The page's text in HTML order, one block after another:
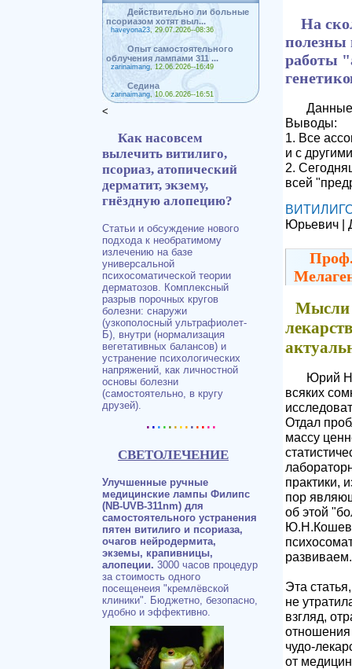
Действительно ли больные
псориазом хотят выл...
haveyona23 , 29.07.2026--08:36
Опыт самостоятельного
облучения лампами 311 ...
zarinaimang , 12.06.2026--16:49
Седина
zarinaimang, 10.06.2026--16:51
<
Как насовсем
вылечить витилиго,
псориаз, атопический
дерматит, экзему,
гнёздную алопецию?
Статьи и обсуждение нового
подхода к необратимому
излечению на базе
универсальной
психосоматической теории
дерматозов. Комплексный
разрыв порочных кругов
болезни: снаружи
(узкополосный ультрафиолет-
Б), внутри (нормализация
вегетативных балансов) и
устранение психологических
напряжений, как личностной
основы болезни
(самостоятельно, в кругу
друзей).
.............
СВЕТОЛЕЧЕНИЕ
Улучшенные ручные
медицинские лампы Филипс
(NB-UVB-311nm) для
самостоятельного устранения
пятен витилиго и псориаза,
очагов нейродермита,
экземы, крапивницы,
алопеции. 3000 часов процедур
за стоимость одного
посещенеия "кремлёвской
клиники". Бюджетно, безопасно,
удобно и эффективно.
На
полезны
работы
Данные
Выводы:
1. Все
и с
2.
всей
Юрьевич |
Мысли
Юрий
всяких
Отдал
массу
практики,
пор
об этой
развиваем.
Эта
не
взгляд,
отношения
чудо-
от